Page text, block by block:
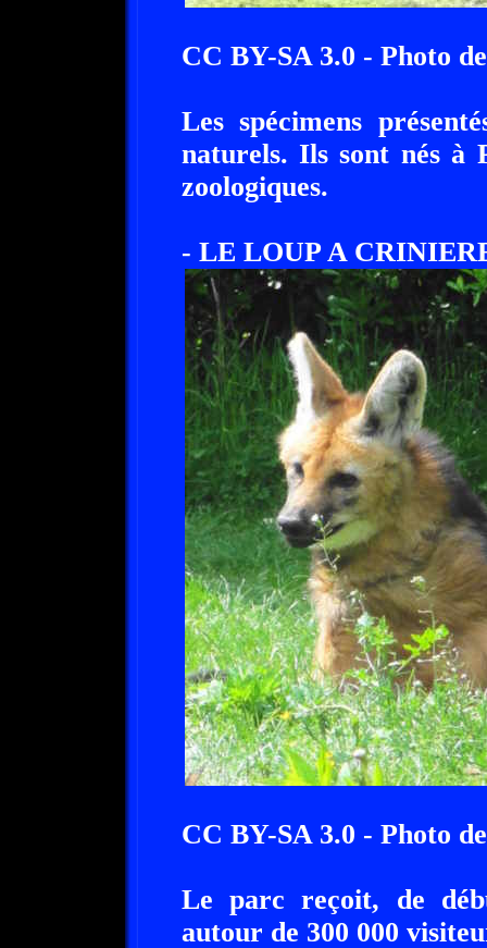
CC BY-SA 3.0 - Photo
Les spécimens
naturels. Ils sont nés à
zoologiques.
- LE LOUP A
CC BY-SA 3.0 - Photo
Le parc reçoit, de
autour de 300 000